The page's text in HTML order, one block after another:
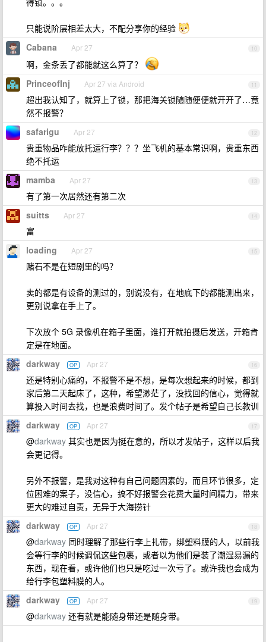
只能说阶层相差太大，不配分享你的经验
10
Cabana Apr 27
啊，金条丢了都能就这么算了？
11
PrinceofInj Apr 27 via Android
超出我认知了，就算上了锁，那把海关锁随随便便就开开了…竟
然不报警？
12
safarigu Apr 27
贵重物品咋能放托运行李？？？坐飞机的基本常识啊，贵重东西
绝不托运
13
mamba Apr 27
有了第一次居然还有第二次
14
suitts Apr 27
富
15
loading Apr 27
赌石不是在短剧里的吗？
卖的都是有设备的测过的，别说没有，在地底下的都能测出来，
更别说拿在手上了。
下次放个 5G 录像机在箱子里面，谁打开就拍摄后发送，开箱肯
定是在地面。
16
darkway OP Apr 27
还是特别心痛的，不报警不是不想，是每次想起来的时候，都到
家后第二天起床了，这种，希望渺茫了，没找回的信心，觉得就
算投入时间去找，也是浪费时间了。发个帖子是希望自己长教训
17
darkway OP Apr 27
@darkway 其实也是因为挺在意的，所以才发帖子，这样以后我
会更记得。
另外不报警，是我对这种有自己问题因素的，而且环节很多，定
位困难的案子，没信心，搞不好报警会花费大量时间精力，带来
更大的难过自责，无异于大海捞针
18
darkway OP Apr 27
@darkway 同时理解了那些行李上扎带，绑塑料膜的人，以前我
会等行李的时候调侃这些包裹，或者以为他们是装了潮湿易漏的
东西，现在看，或许他们也只是吃过一次亏了。或许我也会成为
给行李包塑料膜的人。
19
darkway OP Apr 27
@darkway 还有就是能随身带还是随身带。